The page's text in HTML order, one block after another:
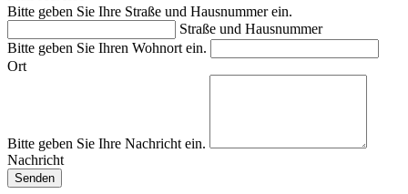
Bitte geben Sie Ihre Straße und Hausnummer ein.
Straße und Hausnummer
Bitte geben Sie Ihren Wohnort ein.
Ort
Bitte geben Sie Ihre Nachricht ein.
Nachricht